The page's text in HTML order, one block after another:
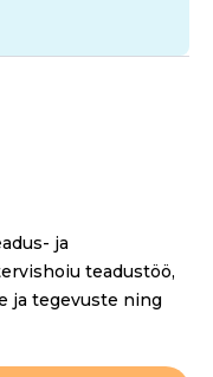
ja
teadustöö,
ja tegevuste ning